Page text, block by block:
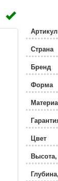
Артикул
Страна
Бренд
Форма
Цвет